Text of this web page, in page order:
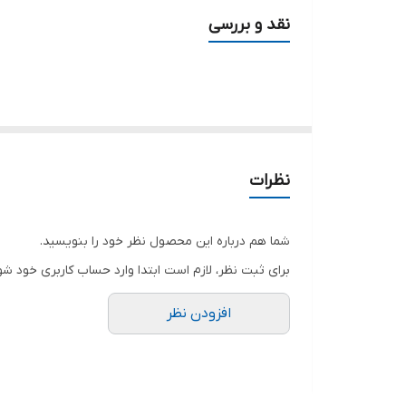
کاملا ضد اب مناسب مناطق مرطوب و شرجی
بدنه فلزی سنگین مقاوم جهت انتقال حرارت
نقد و بررسی
نظرات
شما هم درباره این محصول نظر خود را بنویسید.
برای ثبت نظر، لازم است ابتدا وارد حساب کاربری خود
افزودن نظر